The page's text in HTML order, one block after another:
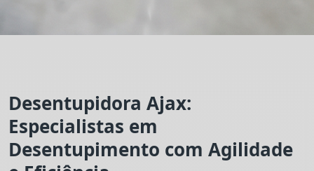
Desentupidora Ajax:
Especialistas em
Desentupimento com Agilidade